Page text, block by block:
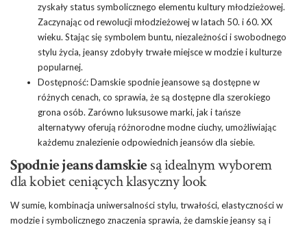
zyskały status symbolicznego elementu kultury młodzieżowej.
Zaczynając od rewolucji młodzieżowej w latach 50. i 60. XX
wieku. Stając się symbolem buntu, niezależności i swobodnego
stylu życia, jeansy zdobyły trwałe miejsce w modzie i kulturze
popularnej.
Dostępność: Damskie spodnie jeansowe są dostępne w
różnych cenach, co sprawia, że są dostępne dla szerokiego
grona osób. Zarówno luksusowe marki, jak i tańsze
alternatywy oferują różnorodne modne ciuchy, umożliwiając
każdemu znalezienie odpowiednich jeansów dla siebie.
Spodnie jeans damskiesą idealnym wyborem
dla kobiet ceniących klasyczny look
W sumie, kombinacja uniwersalności stylu, trwałości, elastyczności w
modzie i symbolicznego znaczenia sprawia, że damskie jeansy są i